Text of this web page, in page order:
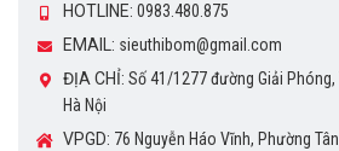
HOTLINE: 0983.480.875
EMAIL: sieuthibom@gmail.com
ĐỊA CHỈ: Số 41/1277 đường Giải Phóng,
Hà Nội
VPGD: 76 Nguyễn Háo Vĩnh, Phường